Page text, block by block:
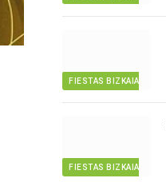
FIESTAS BIZKAIA
FIESTAS BIZKAIA